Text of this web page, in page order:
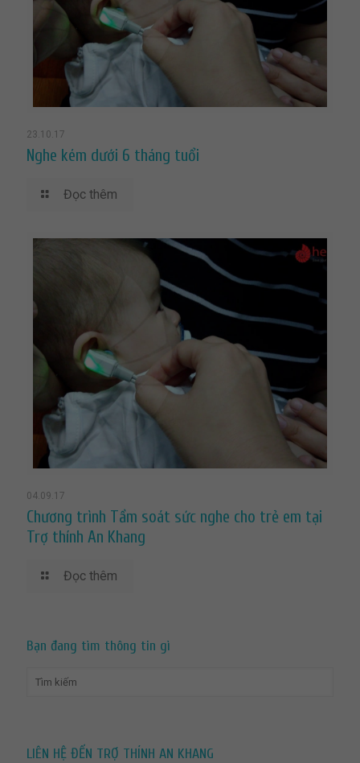
23.10.17
Nghe kém dưới 6 tháng tuổi
Đọc thêm
04.09.17
Chương trình Tầm soát sức nghe cho trẻ em tại
Trợ thính An Khang
Đọc thêm
Bạn đang tìm thông tin gì
LIÊN HỆ ĐẾN TRỢ THÍNH AN KHANG